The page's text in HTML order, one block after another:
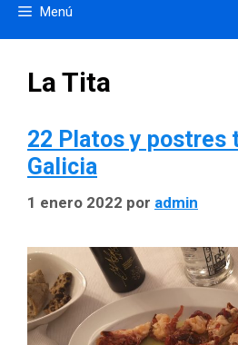
Menú
La Tita
22 Platos y postres
Galicia
1 enero 2022 por admin